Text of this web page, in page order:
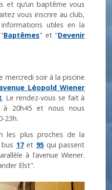
et qu’un baptême vous
vous inscrire au club,
utiles en la
Baptêmes" et "Devenir
mercredi soir à la piscine
Léopold Wiener
. Le rendez-vous se fait à
20h45 et nous nous
23h.
les plus proches de la
17et 95qui passent
à l’avenue Wiener.
Elst".